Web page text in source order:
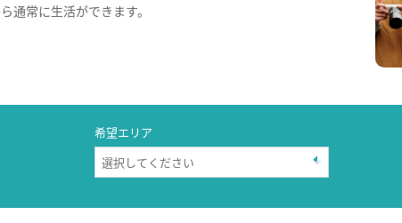
通常に生活ができます。
希望エリア